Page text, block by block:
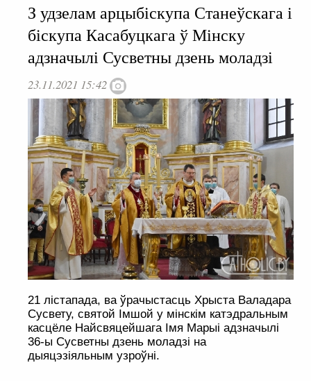
З удзелам арцыбіскупа Станеўскага і
біскупа Касабуцкага ў Мінску
адзначылі Сусветны дзень моладзі
23.11.2021 15:42
21 лістапада, ва ўрачыстасць Хрыста Валадара
Сусвету, святой Імшой у мінскім катэдральным
касцёле Найсвяцейшага Імя Марыі адзначылі
36-ы Сусветны дзень моладзі на
дыяцэзіяльным узроўні.